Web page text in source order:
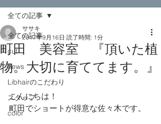
全ての記事
cut
news
Libhairのこだわり
スタッフ
color
全ての記事
町田 美容室 『頂いた植
物。大切に育ててます。』
ササキ
2017年9月16日 読了時間: 1分
こんにちは！
町田でショートが得意な佐々木です。